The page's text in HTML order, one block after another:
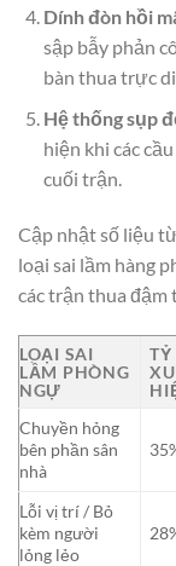
Dính đòn hồi
sập bẫy phản
bàn thua trực
Hệ thống sụp
hiện khi các
cuối trận.
Cập nhật số liệu
loại sai lầm hàng
các trận thua đậm
LOẠI SAI
LẦM PHÒNG
NGỰ
TỶ
Chuyền hỏng
bên phần sân
nhà
Lỗi vị trí / Bỏ
kèm người
lỏng lẻo